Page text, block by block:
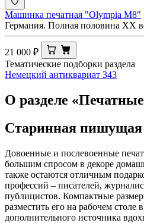
Машинка печатная "Olympia М8"
Германия. Полная половина ХХ
21 000 ₽
Тематические подборки раздела
Немецкий антиквариат 343
О разделе
Старинная
Довоенные и послевоенные
большим спросом в декоре
также остаются отличным
профессий – писателей,
публицистов. Компактные
разместить его на рабочем столе
дополнительного источника